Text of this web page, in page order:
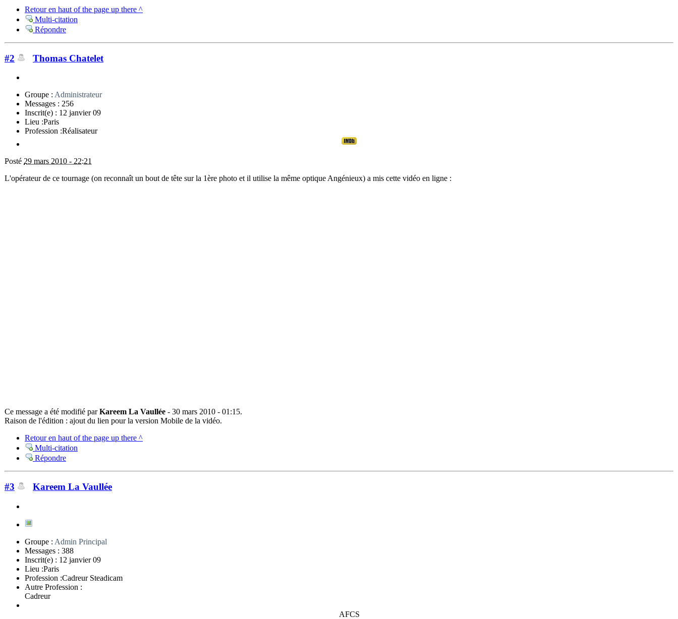
Retour en haut of the page up there ^
Multi-citation
Répondre
#2 Thomas Chatelet
Groupe : Administrateur
Messages : 256
Inscrit(e) : 12 janvier 09
Lieu :Paris
Profession :Réalisateur
Posté 29 mars 2010 - 22:21
L'opérateur de ce tournage (on reconnaît un bout de tête sur la 1ère photo et il utilise la même optique Angénieux) a mis cette vidéo en ligne :
Ce message a été modifié parKareem La Vaullée - 30 mars 2010 - 01:15.
Raison de l'édition : ajout du lien pour la version Mobile de la vidéo.
Retour en haut of the page up there ^
Multi-citation
Répondre
#3 Kareem La Vaullée
Groupe : Admin Principal
Messages : 388
Inscrit(e) : 12 janvier 09
Lieu :Paris
Profession :Cadreur Steadicam
Autre Profession :
Cadreur
AFCS